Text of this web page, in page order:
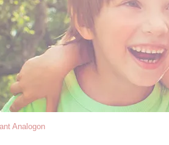
Analogon